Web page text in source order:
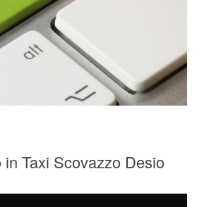
in Taxi Scovazzo Desio